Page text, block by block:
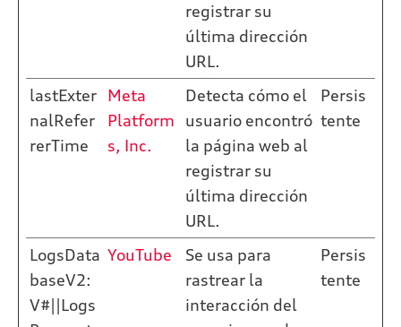
registrar su
última dirección
URL.
lastExter
nalRefer
rerTime
Meta
Platform
s, Inc.
Detecta cómo el
usuario encontró
la página web al
registrar su
última dirección
URL.
Persis
tente
LogsData
baseV2:
V#||Logs
YouTube
Se usa para
rastrear la
interacción del
Persis
tente